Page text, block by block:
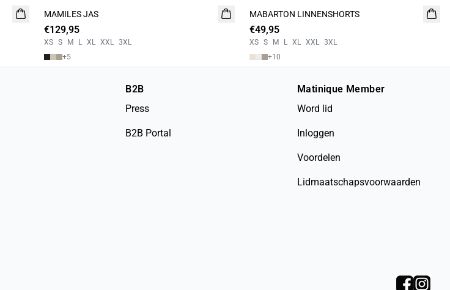
NIEUW
MAMILES JAS
€129,95
XS S M L XL XXL 3XL
+5
NIEUW
MABARTON LINNENSHORTS
€49,95
XS S M L XL XXL 3XL
+10
B2B
Press
B2B Portal
Matinique Member
Word lid
Inloggen
Voordelen
Lidmaatschapsvoorwaarden